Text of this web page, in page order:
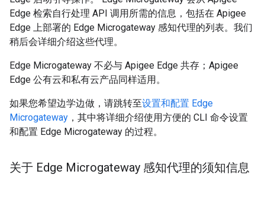
Edge 检索自行处理 API 调用所需的信息，包括在 Apigee
Edge 上部署的 Edge Microgateway 感知代理的列表。我们
稍后会详细介绍这些代理。
Edge Microgateway 不必与 Apigee Edge 共存；Apigee
Edge 公有云和私有云产品同样适用。
如果您希望边学边做，请跳转至设置和配置 Edge
Microgateway ，其中将详细介绍使用方便的 CLI 命令设置
和配置 Edge Microgateway 的过程。
关于 Edge Microgateway 感知代理的须知信息